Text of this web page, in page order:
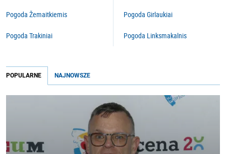
Pogoda Žemaitkiemis
Pogoda Trakiniai
Pogoda Girlaukiai
Pogoda Linksmakalnis
POPULARNE NAJNOWSZE